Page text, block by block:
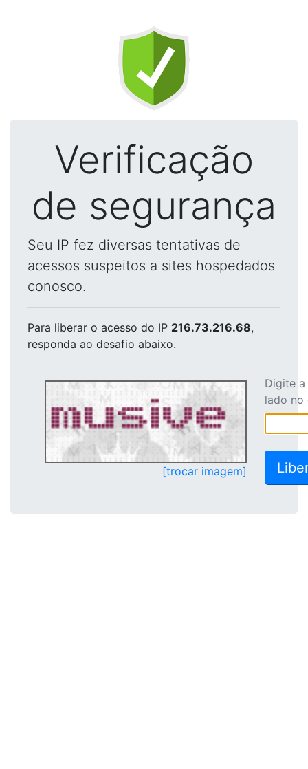
Verificação
de segurança
Seu IP fez diversas tentativas de
acessos suspeitos a sites hospedados
conosco.
Para liberar o acesso do IP 216.73.216.68,
responda ao desafio abaixo.
[trocar imagem]
Digite
lado no